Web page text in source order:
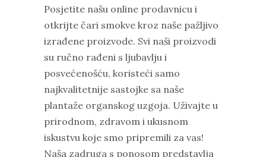
Posjetite našu online prodavnicu i
otkrijte čari smokve kroz naše pažljivo
izrađene proizvode. Svi naši proizvodi
su ručno rađeni s ljubavlju i
posvećenošću, koristeći samo
najkvalitetnije sastojke sa naše
plantaže organskog uzgoja. Uživajte u
prirodnom, zdravom i ukusnom
iskustvu koje smo pripremili za vas!
Naša zadruga s ponosom predstavlja